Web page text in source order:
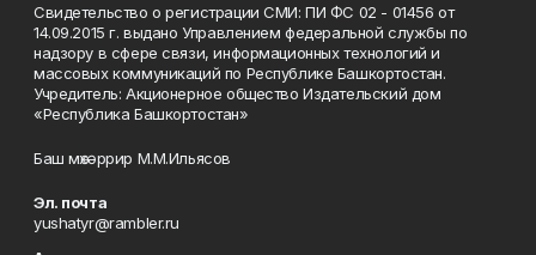
Свидетельство о регистрации СМИ: ПИ ФС 02 - 01456 от
14.09.2015 г. выдано Управлением федеральной службы по
надзору в сфере связи, информационных технологий и
массовых коммуникаций по Республике Башкортостан.
Учредитель: Акционерное общество Издательский дом
«Республика Башкортостан»
Баш мөхәррир М.М.Ильясов
Эл. почта
yushatyr@rambler.ru